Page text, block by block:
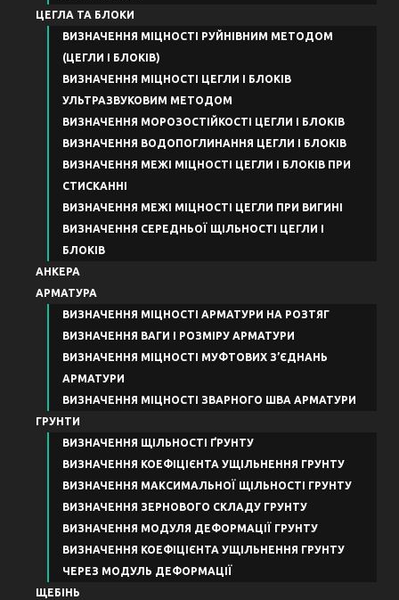
ЦЕГЛА ТА БЛОКИ
ВИЗНАЧЕННЯ МІЦНОСТІ РУЙНІВНИМ МЕТОДОМ
(ЦЕГЛИ І БЛОКІВ)
ВИЗНАЧЕННЯ МІЦНОСТІ ЦЕГЛИ І БЛОКІВ
УЛЬТРАЗВУКОВИМ МЕТОДОМ
ВИЗНАЧЕННЯ МОРОЗОСТІЙКОСТІ ЦЕГЛИ І БЛОКІВ
ВИЗНАЧЕННЯ ВОДОПОГЛИНАННЯ ЦЕГЛИ І БЛОКІВ
ВИЗНАЧЕННЯ МЕЖІ МІЦНОСТІ ЦЕГЛИ І БЛОКІВ ПРИ
СТИСКАННІ
ВИЗНАЧЕННЯ МЕЖІ МІЦНОСТІ ЦЕГЛИ ПРИ ВИГИНІ
ВИЗНАЧЕННЯ СЕРЕДНЬОЇ ЩІЛЬНОСТІ ЦЕГЛИ І
БЛОКІВ
АНКЕРА
АРМАТУРА
ВИЗНАЧЕННЯ МІЦНОСТІ АРМАТУРИ НА РОЗТЯГ
ВИЗНАЧЕННЯ ВАГИ І РОЗМІРУ АРМАТУРИ
ВИЗНАЧЕННЯ МІЦНОСТІ МУФТОВИХ З’ЄДНАНЬ
АРМАТУРИ
ВИЗНАЧЕННЯ МІЦНОСТІ ЗВАРНОГО ШВА АРМАТУРИ
ГРУНТИ
ВИЗНАЧЕННЯ ЩІЛЬНОСТІ ҐРУНТУ
ВИЗНАЧЕННЯ КОЕФІЦІЄНТА УЩІЛЬНЕННЯ ГРУНТУ
ВИЗНАЧЕННЯ МАКСИМАЛЬНОЇ ЩІЛЬНОСТІ ГРУНТУ
ВИЗНАЧЕННЯ ЗЕРНОВОГО СКЛАДУ ГРУНТУ
ВИЗНАЧЕННЯ МОДУЛЯ ДЕФОРМАЦІЇ ГРУНТУ
ВИЗНАЧЕННЯ КОЕФІЦІЄНТА УЩІЛЬНЕННЯ ГРУНТУ
ЧЕРЕЗ МОДУЛЬ ДЕФОРМАЦІЇ
ЩЕБІНЬ